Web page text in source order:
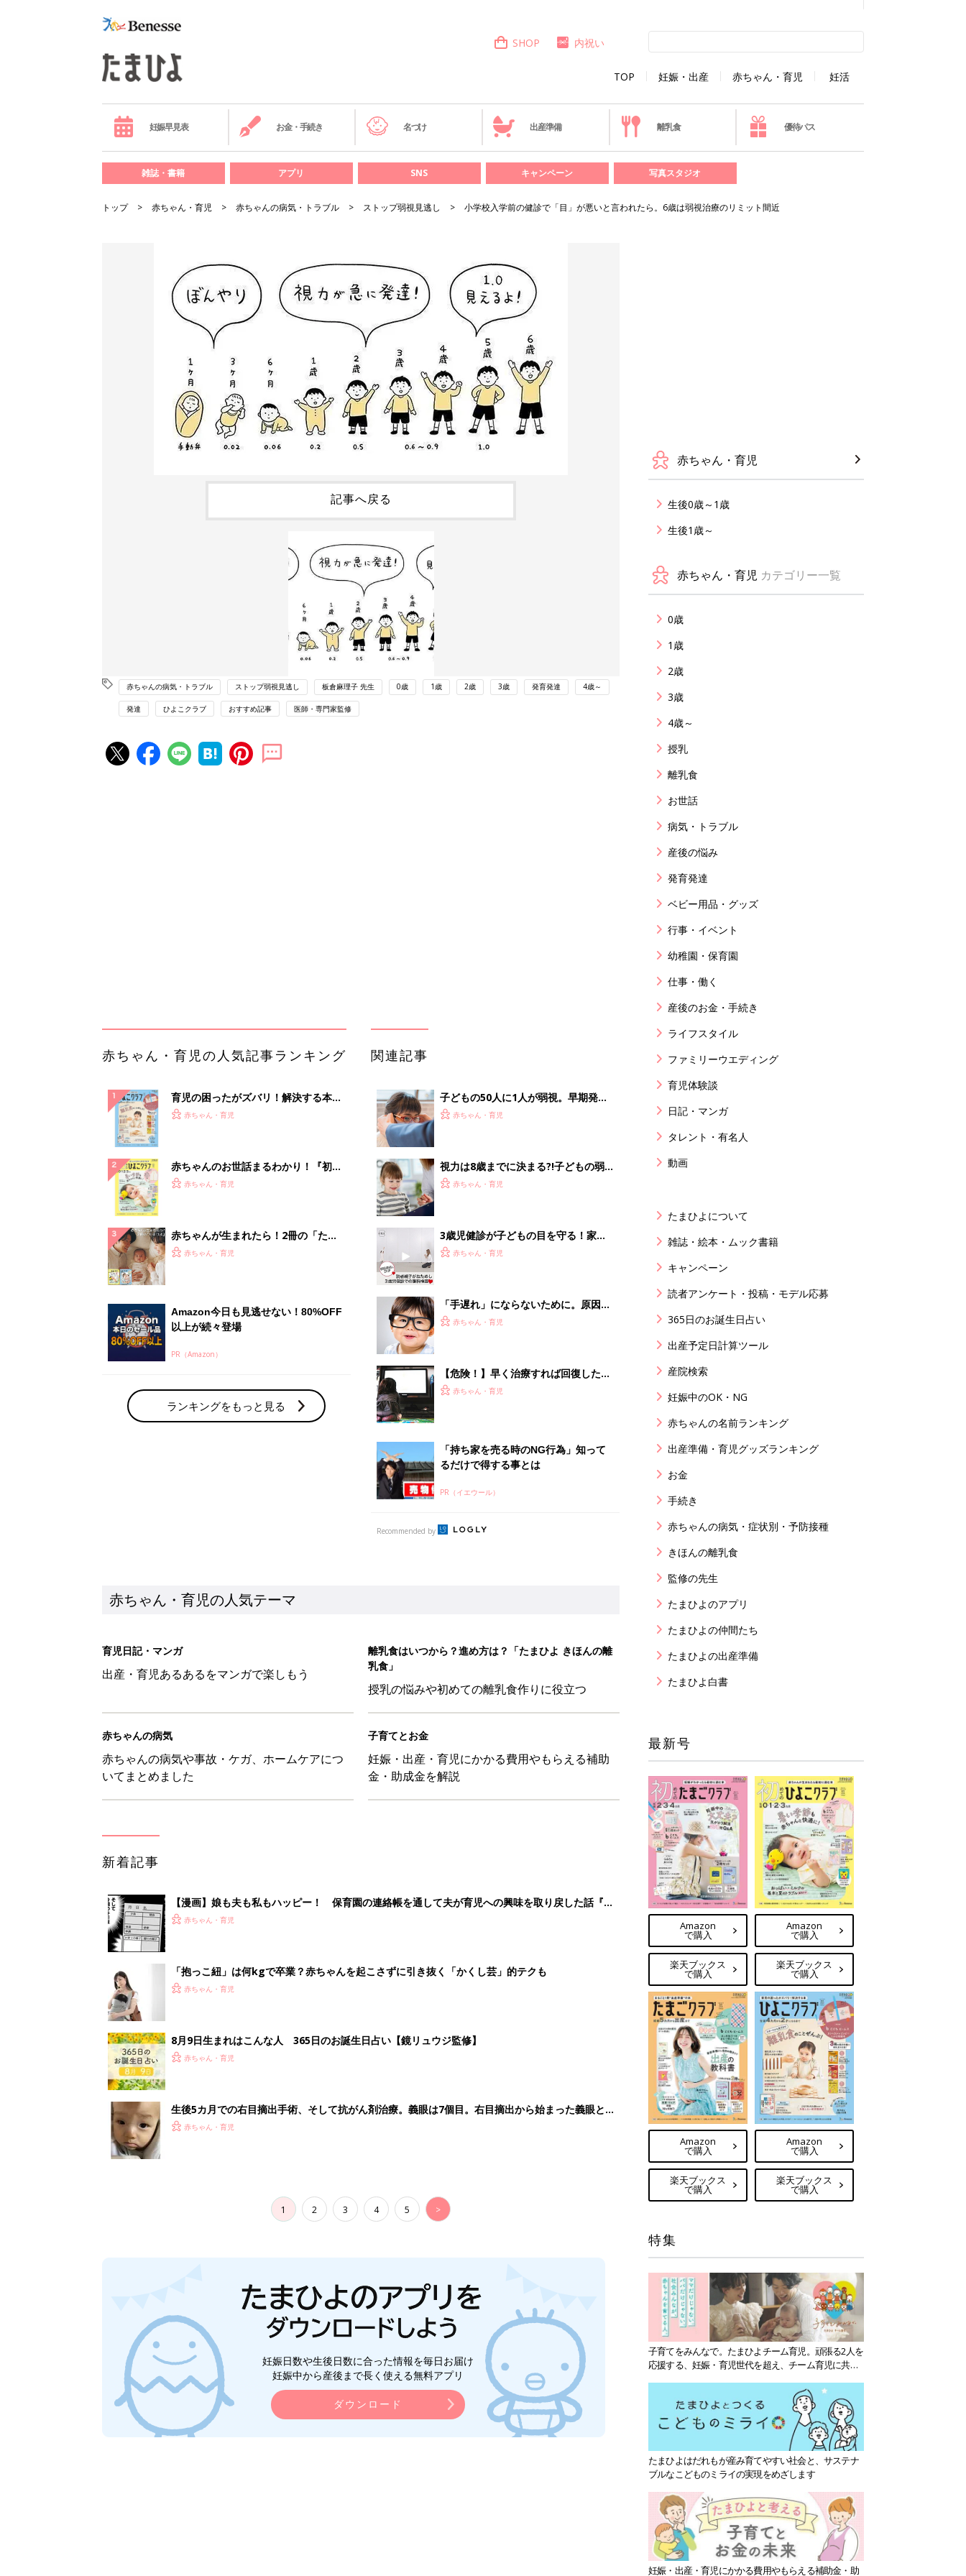
TOP 妊娠・出産 赤ちゃん・育児 妊活
SHOP 内祝い
妊娠早見表 お金・手続き 名づけ 出産準備 離乳食 優待パス
雑誌・書籍 アプリ SNS キャンペーン 写真スタジオ
トップ 赤ちゃん・育児 赤ちゃんの病気・トラブル ストップ弱視見逃し 小学校入学前の健診で「目」が悪いと言われたら。6歳は弱視治療のリミット間近
記事へ戻る
赤ちゃんの病気・トラブル ストップ弱視見逃し 板倉麻理子 先生 0歳 1歳 2歳 3歳 発育発達 4歳～
発達 ひよこクラブ おすすめ記事 医師・専門家監修
以上が続々登場
PR（Amazon）
ランキングをもっと見る
てどういうもの？
視の見逃し」に気をつけて！
PR（イエウール）
赤ちゃん・育児の人気テーマ
育児日記・マンガ
離乳食はいつから？進め方は？「たまひよ きほんの離
授乳の悩みや初めての離乳食作りに役立つ
子育てとお金
妊娠・出産・育児にかかる費用やもらえる補助
金・助成金を解説
【漫画】娘も夫も私もハッピー！ 保育園の連絡帳を通して夫が育児への興味を取り戻した話『ふ
うふう子育て ＃92』
赤ちゃん・育児
「抱っこ紐」は何kgで卒業？赤ちゃんを起こさずに引き抜く「かくし芸」的テクも
赤ちゃん・育児
8月9日生まれはこんな人 365日のお誕生日占い【鏡リュウジ監修】
1 2 3 4 5 >
赤ちゃん・育児
生後0歳～1歳
生後1歳～
赤ちゃん・育児 カテゴリー一覧
0歳
1歳
2歳
3歳
4歳～
授乳
離乳食
お世話
病気・トラブル
産後の悩み
発育発達
ベビー用品・グッズ
行事・イベント
幼稚園・保育園
仕事・働く
産後のお金・手続き
ライフスタイル
ファミリーウエディング
育児体験談
日記・マンガ
タレント・有名人
動画
たまひよについて
雑誌・絵本・ムック書籍
キャンペーン
読者アンケート・投稿・モデル応募
365日のお誕生日占い
出産予定日計算ツール
産院検索
妊娠中のOK・NG
赤ちゃんの名前ランキング
出産準備・育児グッズランキング
お金
手続き
赤ちゃんの病気・症状別・予防接種
きほんの離乳食
監修の先生
たまひよのアプリ
たまひよの仲間たち
たまひよの出産準備
たまひよ白書
最新号
Amazon
で購入
楽天ブックス
で購入
Amazon
で購入
楽天ブックス
で購入
Amazon
で購入
楽天ブックス
で購入
Amazon
で購入
楽天ブックス
で購入
特集
子育てをみんなで。たまひよチーム育児。頑張る2人を
応援する、妊娠・育児世代を超え、チーム育児に共感
たまひよはだれもが産み育てやすい社会と、サステナ
ブルなこどものミライの実現をめざします
妊娠・出産・育児にかかる費用やもらえる補助金・助